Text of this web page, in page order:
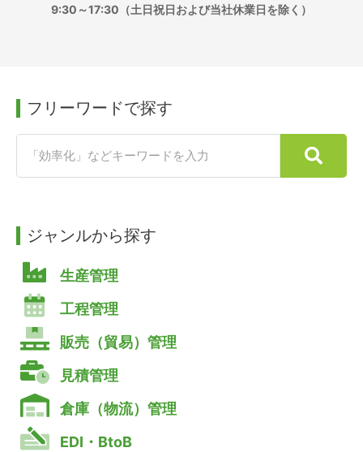
9:30～17:30（土日祝日および当社休業日を除く）
フリーワードで探す
ジャンルから探す
生産管理
工程管理
販売（貿易）管理
見積管理
倉庫（物流）管理
EDI・BtoB